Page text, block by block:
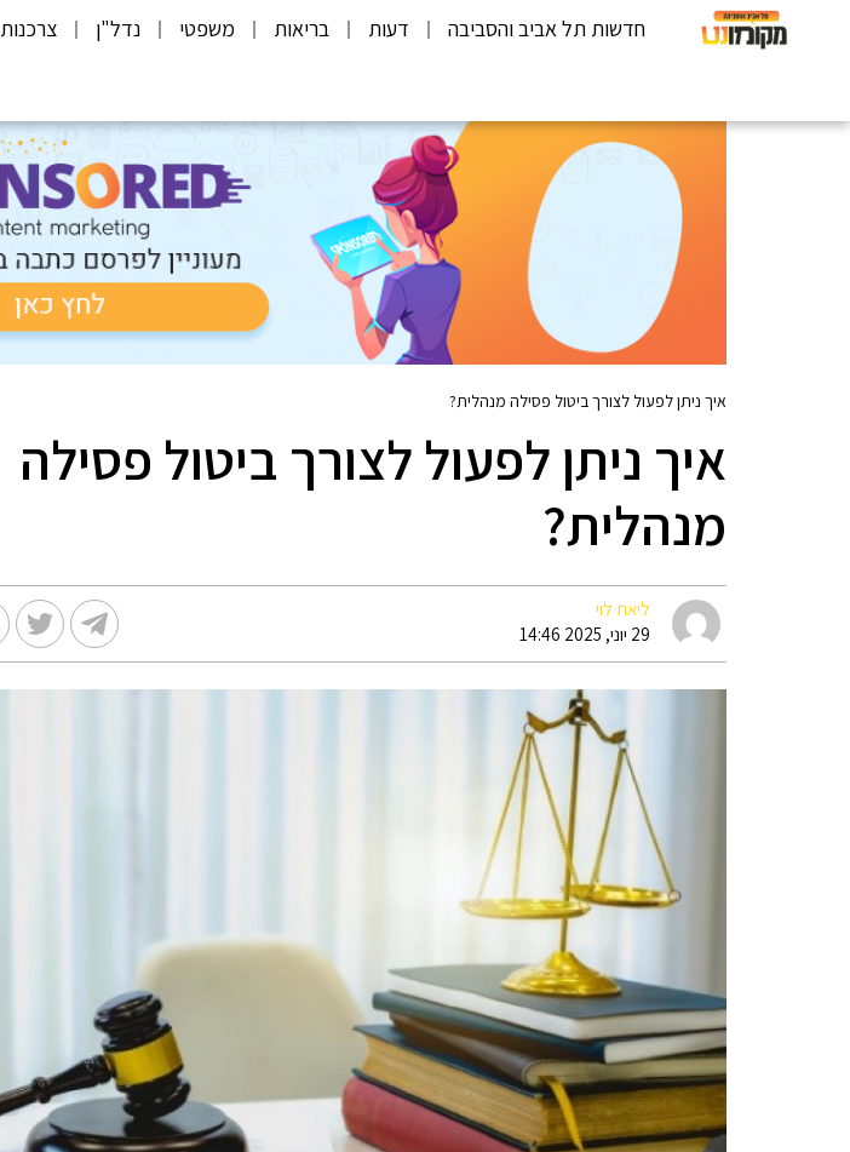
חדשות תל אביב והסביבה דעות בריאות משפטי נדל"ן צרכנות
איך ניתן לפעול לצורך ביטול פסילה מנהלית?
איך ניתן לפעול לצורך ביטול פסילה
מנהלית?
ליאת לוי
29 יוני, 2025 14:46